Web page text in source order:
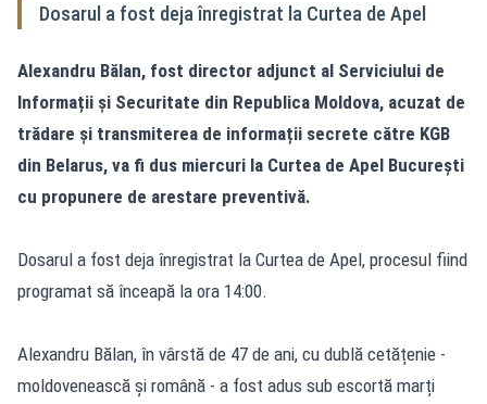
Dosarul a fost deja înregistrat la Curtea de Apel
Alexandru Bălan, fost director adjunct al Serviciului de
Informații și Securitate din Republica Moldova, acuzat de
trădare și transmiterea de informații secrete către KGB
din Belarus, va fi dus miercuri la Curtea de Apel București
cu propunere de arestare preventivă.
Dosarul a fost deja înregistrat la Curtea de Apel, procesul fiind
programat să înceapă la ora 14:00.
Alexandru Bălan, în vârstă de 47 de ani, cu dublă cetățenie -
moldovenească și română - a fost adus sub escortă marți